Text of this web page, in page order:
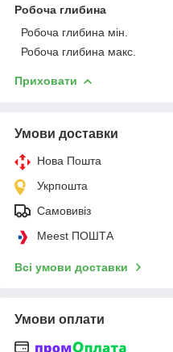
Робоча глибина
Робоча глибина мін.
Робоча глибина макс.
Приховати
Умови доставки
Нова Пошта
Укрпошта
Самовивіз
Meest ПОШТА
Всі умови доставки
Умови оплати